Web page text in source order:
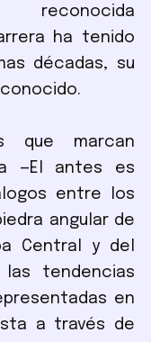
ha tenido
décadas, su
que marcan
—El antes es
entre los
angular de
Central y del
las tendencias
en
a través de